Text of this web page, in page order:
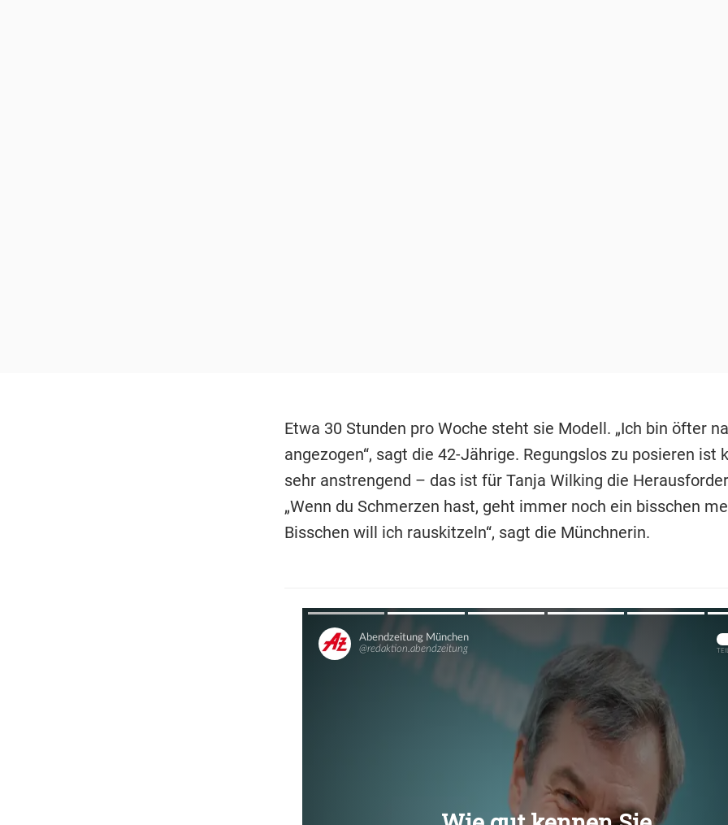
Etwa 30 Stunden pro Woche steht sie Modell. „Ich bin öfter
angezogen“, sagt die 42-Jährige. Regungslos zu posieren ist
sehr anstrengend – das ist für Tanja Wilking die
„Wenn du Schmerzen hast, geht immer noch ein bisschen
Bisschen will ich rauskitzeln“, sagt die Münchnerin.